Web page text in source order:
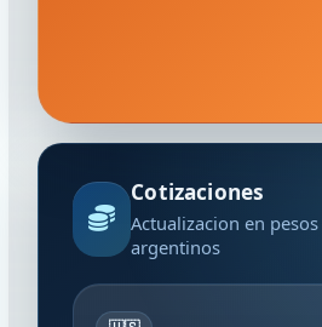
Cotizaciones
Actualizacion en pesos
argentinos